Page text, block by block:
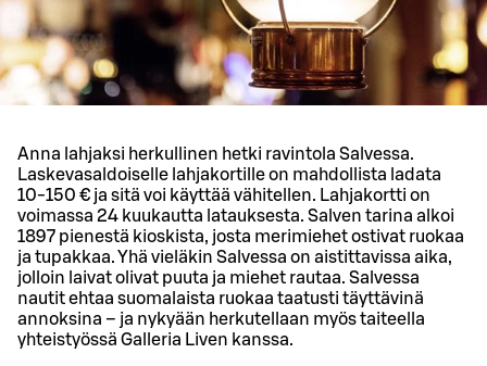
Anna lahjaksi herkullinen hetki ravintola Salvessa.
Laskevasaldoiselle lahjakortille on mahdollista ladata
10-150 € ja sitä voi käyttää vähitellen. Lahjakortti on
voimassa 24 kuukautta latauksesta. Salven tarina alkoi
1897 pienestä kioskista, josta merimiehet ostivat ruokaa
ja tupakkaa. Yhä vieläkin Salvessa on aistittavissa aika,
jolloin laivat olivat puuta ja miehet rautaa. Salvessa
nautit ehtaa suomalaista ruokaa taatusti täyttävinä
annoksina – ja nykyään herkutellaan myös taiteella
yhteistyössä Galleria Liven kanssa.